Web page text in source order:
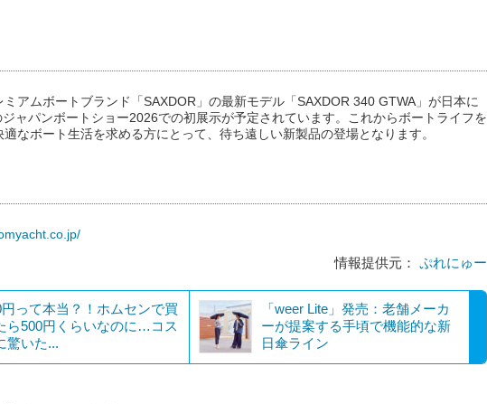
アムボートブランド「SAXDOR」の最新モデル「SAXDOR 340 GTWA」が日本に
ジャパンボートショー2026での初展示が予定されています。これからボートライフを
なボート生活を求める方にとって、待ち遠しい新製品の登場となります。
情報提供元： ぷれにゅー
円って本当？！ホムセンで買
ら500円くらいなのに…コス
驚いた...
「weer Lite」発売：老舗メーカ
ーが提案する手頃で機能的な新
日傘ライン